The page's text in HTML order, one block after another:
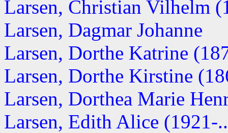
Larsen, Christian Vilhelm
Larsen, Dagmar Johanne
Larsen, Dorthe Katrine
Larsen, Dorthe Kirstine
Larsen, Dorthea Marie
Larsen, Edith Alice (1921-